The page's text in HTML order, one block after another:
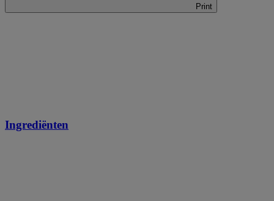
Print
Ingrediënten